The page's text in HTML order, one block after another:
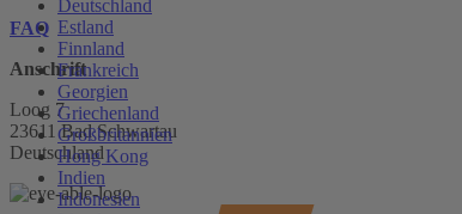
Deutschland
Estland
Finnland
Frankreich
Georgien
Griechenland
Großbritannien
Hong Kong
Indien
Indonesien
FAQ
Anschrift
Loog 7
23611 Bad Schwartau
Deutschland